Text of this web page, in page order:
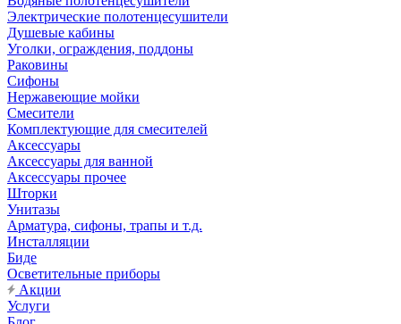
Электрические полотенцесушители
Душевые кабины
Уголки, ограждения, поддоны
Раковины
Сифоны
Нержавеющие мойки
Смесители
Комплектующие для смесителей
Аксессуары
Аксессуары для ванной
Аксессуары прочее
Шторки
Унитазы
Арматура, сифоны, трапы и т.д.
Инсталляции
Биде
Осветительные приборы
Акции
Услуги